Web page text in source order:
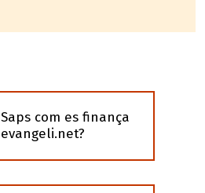
Saps com es finança
evangeli.net?